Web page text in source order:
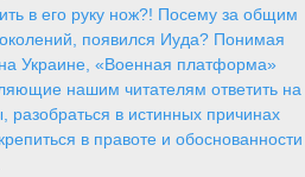
в его руку нож?! Посему за общим
появился Иуда? Понимая
Украине, «Военная платформа»
нашим читателям ответить на
в истинных причинах
в правоте и обоснованности